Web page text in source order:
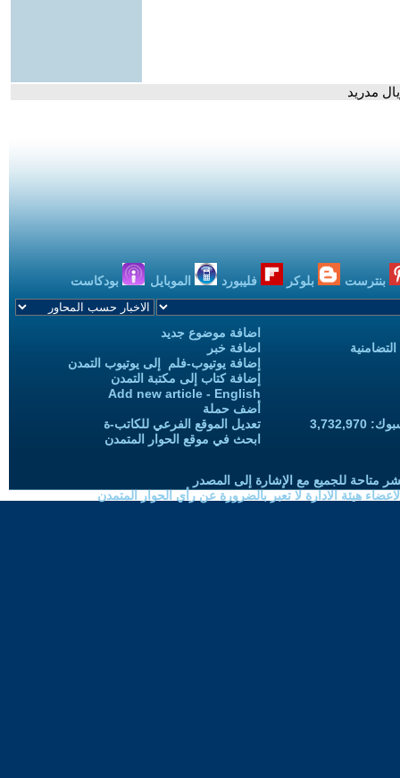
مدريد
بنترست بلوكر فليبورد الموبايل بودكاست
اضافة موضوع جديد
اضافة خبر
إضافة يوتيوب-فلم إلى يوتيوب التمدن
إضافة كتاب إلى مكتبة التمدن
Add new article - English
أضف حملة
تعديل الموقع الفرعي للكاتب-ة
ابحث في موقع الحوار المتمدن
متاحة للجميع مع الإشارة إلى المصدر
هيئة الادارة لا تعبر بالضرورة عن رأي الحوار المتمدن